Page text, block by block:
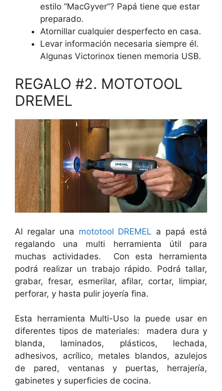
estilo “MacGyver”? Papá tiene que estar
preparado.
Atornillar cualquier desperfecto en casa.
Levar información necesaria siempre él.
Algunas Victorinox tienen memoria USB.
REGALO #2. MOTOTOOL
DREMEL
Al regalar una mototool DREMEL a papá está
regalando una multi herramienta útil para
muchas actividades. Con esta herramienta
podrá realizar un trabajo rápido. Podrá tallar,
grabar, fresar, esmerilar, afilar, cortar, limpiar,
perforar, y hasta pulir joyería fina.
Esta herramienta Multi-Uso la puede usar en
diferentes tipos de materiales: madera dura y
blanda, laminados, plásticos, lechada,
adhesivos, acrílico, metales blandos, azulejos
de pared, ventanas y puertas, herrajería,
gabinetes y superficies de cocina.